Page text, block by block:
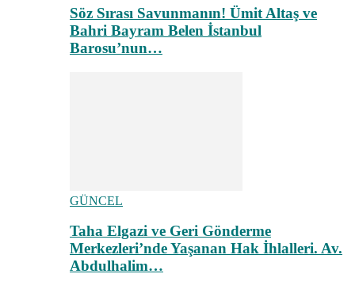
Söz Sırası Savunmanın! Ümit Altaş ve
Bahri Bayram Belen İstanbul
Barosu’nun…
GÜNCEL
Taha Elgazi ve Geri Gönderme
Merkezleri’nde Yaşanan Hak İhlalleri. Av.
Abdulhalim…